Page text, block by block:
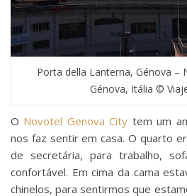
Porta della Lanterna, Génova –
Génova, Itália ©
O Novotel Genova City tem um
nos faz sentir em casa. O quarto
de secretária, para trabalho,
confortável. Em cima da cama
chinelos, para sentirmos que